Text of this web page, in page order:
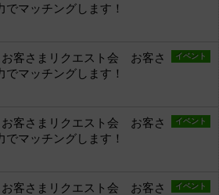
でマッチングします！
イベント
お客さまリクエスト会 お客さ
でマッチングします！
イベント
お客さまリクエスト会 お客さ
でマッチングします！
イベント
お客さまリクエスト会 お客さ